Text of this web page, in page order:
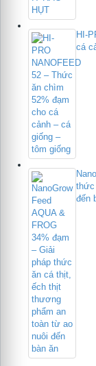
HI-
cá
thức
đến